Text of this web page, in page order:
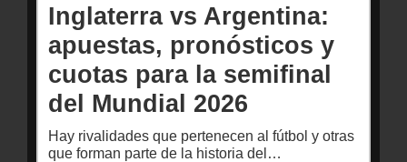
Inglaterra vs Argentina:
apuestas, pronósticos y
cuotas para la semifinal
del Mundial 2026
Hay rivalidades que pertenecen al fútbol y otras
que forman parte de la historia del…